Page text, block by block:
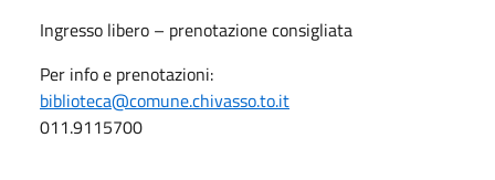
Ingresso libero – prenotazione consigliata
Per info e prenotazioni:
biblioteca@comune.chivasso.to.it
011.9115700